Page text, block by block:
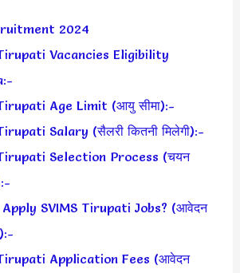
2024
Vacancies Eligibility
Age Limit (आयु सीमा):-
Salary (सैलरी कितनी मिलेगी):-
Selection Process (चयन
SVIMS Tirupati Jobs? (आवेदन
Application Fees (आवेदन